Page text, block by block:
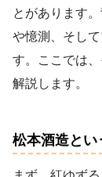
とがあります
や憶測、そし
す。ここでは
解説します。
松本酒造とい